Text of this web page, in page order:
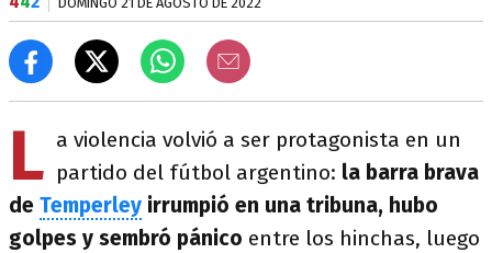
L a violencia volvió a ser protagonista en un
partido del fútbol argentino: la barra brava
de Temperley irrumpió en una tribuna, hubo
golpes y sembró pánico entre los hinchas, luego